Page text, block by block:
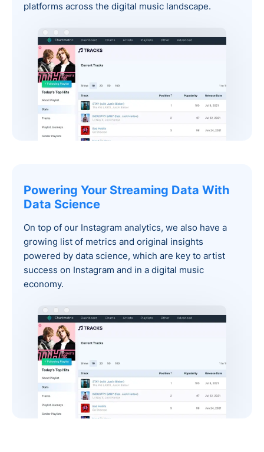
platforms across the digital music landscape.
Powering Your Streaming Data With
Data Science
On top of our Instagram analytics, we also have a
growing list of metrics and original insights
powered by data science, which are key to artist
success on Instagram and in a digital music
economy.